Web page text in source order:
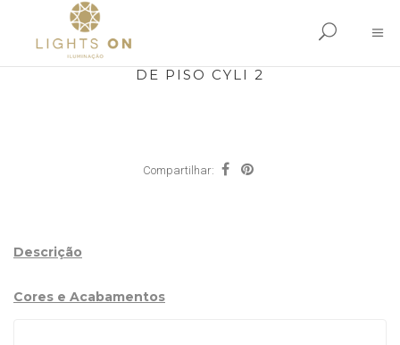
DE PISO CYLI 2
Compartilhar:
Descrição
Cores e Acabamentos